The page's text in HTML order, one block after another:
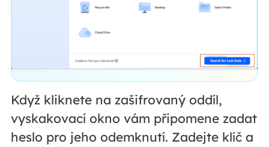
Když kliknete na zašifrovaný oddíl,
vyskakovací okno vám připomene zadat
heslo pro jeho odemknutí. Zadejte klíč a